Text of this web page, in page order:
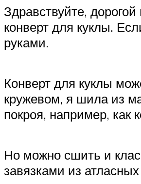
Здравствуйте,
конверт для куклы.
руками.
Конверт для куклы
кружевом, я шила из
покроя, например,
Но можно сшить и
завязками из